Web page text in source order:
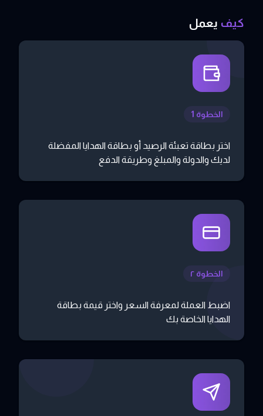
كيف يعمل
الخطوة 1
اختر بطاقة تعبئة الرصيد أو بطاقة الهدايا المفضلة
لديك والدولة والمبلغ وطريقة الدفع
الخطوة ٢
اضبط العملة لمعرفة السعر واختر قيمة بطاقة
الهدايا الخاصة بك